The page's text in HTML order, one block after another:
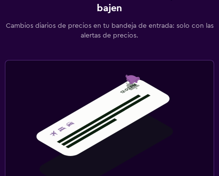
bajen
Cambios diarios de precios en tu bandeja de entrada: solo con las
alertas de precios.